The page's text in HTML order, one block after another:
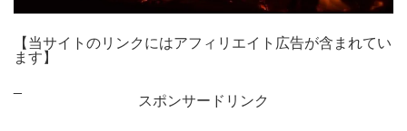
【当サイトのリンクにはアフィリエイト広告が含まれてい
ます】
スポンサードリンク